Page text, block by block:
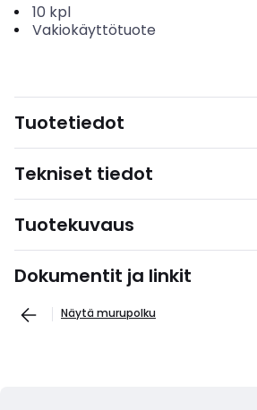
10 kpl
Vakiokäyttötuote
Tuotetiedot
Tekniset tiedot
Tuotekuvaus
Dokumentit ja linkit
Näytä murupolku